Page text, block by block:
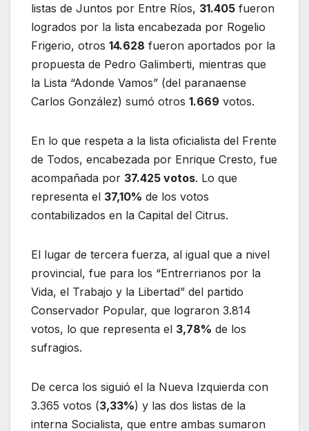
listas de Juntos por Entre Ríos, 31.405 fueron
logrados por la lista encabezada por Rogelio
Frigerio, otros 14.628 fueron aportados por la
propuesta de Pedro Galimberti, mientras que
la Lista “Adonde Vamos” (del paranaense
Carlos González) sumó otros 1.669 votos.
En lo que respeta a la lista oficialista del Frente
de Todos, encabezada por Enrique Cresto, fue
acompañada por 37.425 votos. Lo que
representa el 37,10% de los votos
contabilizados en la Capital del Citrus.
El lugar de tercera fuerza, al igual que a nivel
provincial, fue para los “Entrerrianos por la
Vida, el Trabajo y la Libertad” del partido
Conservador Popular, que lograron 3.814
votos, lo que representa el 3,78% de los
sufragios.
De cerca los siguió el la Nueva Izquierda con
3.365 votos (3,33%) y las dos listas de la
interna Socialista, que entre ambas sumaron